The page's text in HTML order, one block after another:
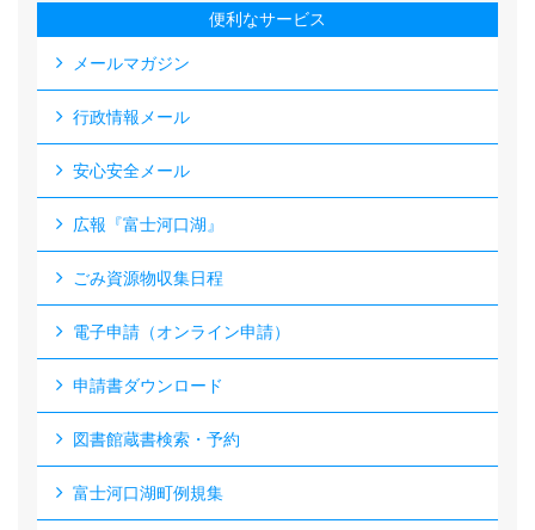
便利なサービス
メールマガジン
行政情報メール
安心安全メール
広報『富士河口湖』
ごみ資源物収集日程
電子申請（オンライン申請）
申請書ダウンロード
図書館蔵書検索・予約
富士河口湖町例規集